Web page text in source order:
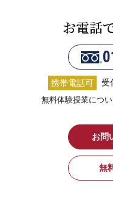
お電話
携帯電話可 受
無料体験授業につ
お問
無